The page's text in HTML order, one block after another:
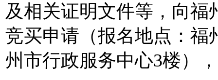
及相关证明文件等，向
竞买申请（报名地点：福
州市行政服务中心3楼）